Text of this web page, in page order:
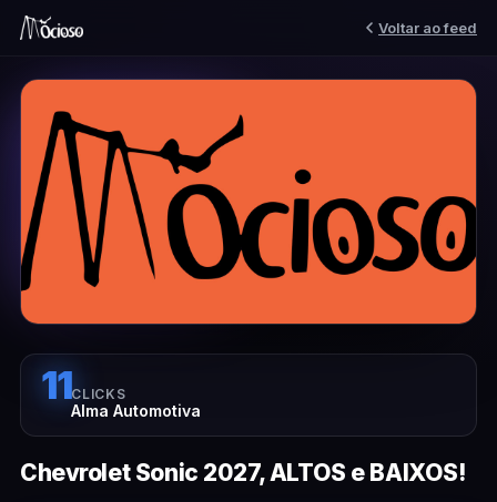
Voltar ao feed
11CLICKS
Alma Automotiva
Chevrolet Sonic 2027, ALTOS e BAIXOS!